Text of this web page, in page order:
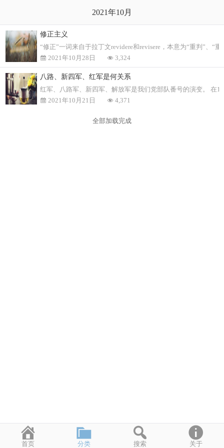
2021年10月
修正主义
“修正”一词来自于拉丁文revidere和revisere，本意为“重判”、
2021年10月28日
3,324
八路、新四军、红军是何关系
红军、八路军、新四军、解放军是我们党部队番号的演变。 在
2021年10月21日
4,371
全部加载完成
首页 分类 搜索 关于